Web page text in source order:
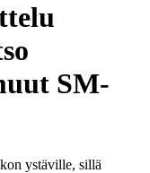
SM-
ystäville, sillä